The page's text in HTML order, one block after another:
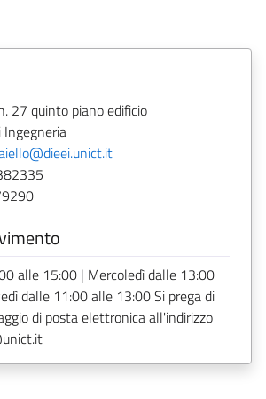
27 quinto piano edificio
alle 15:00 | Mercoledì dalle 13:00
dalle 11:00 alle 13:00 Si prega di
di posta elettronica all'indirizzo